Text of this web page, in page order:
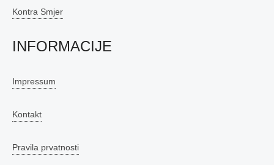
Kontra Smjer
INFORMACIJE
Impressum
Kontakt
Pravila prvatnosti